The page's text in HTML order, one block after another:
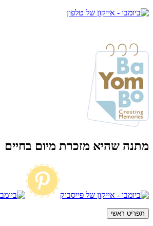
מתנה שהיא מזכרת מיום בחיים
תפריט ראשי